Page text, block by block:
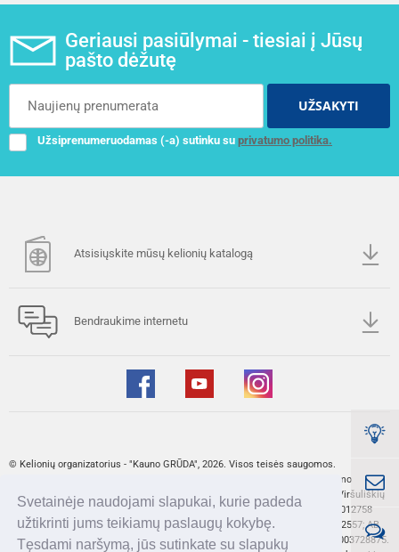
Svetainėje naudojami slapukai, kurie padeda
užtikrinti jums teikiamų paslaugų kokybę.
Tęsdami naršymą, jūs sutinkate su slapukų
Geriausi pasiūlymai - tiesiai į Jūsų
pašto dėžutę
UŽSAKYTI
Užsiprenumeruodamas (-a) sutinku su privatumo politika.
Atsisiųskite mūsų kelionių katalogą
Bendraukime internetu
© Kelionių organizatorius - "Kauno GRŪDA", 2026. Visos teisės saugomos.
Papildomas Kelionių organizatoriaus prievolių įvykdymo užtikrinimo draudimo
liudijimo numeris: AAS „BTA Baltic Insurance Company KOFG Nr. 001582. Viršuliškių
skg. 34, LT-05132 Vilnius, Lietuva. Kelionių organizatoriaus pažymėjimo Nr. 012758
UAB „Kauno GRŪDA“ banko sąskaitos: AB „Swedbank" - LT537300010134442557; AB
„SEB bankas" - LT407044060003268084; AB „Luminor Bank" - LT924010051003728875.